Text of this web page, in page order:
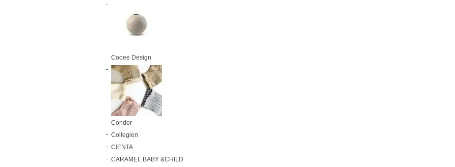
Cooee Design
Condor
Collegien
CIENTA
CARAMEL BABY &CHILD